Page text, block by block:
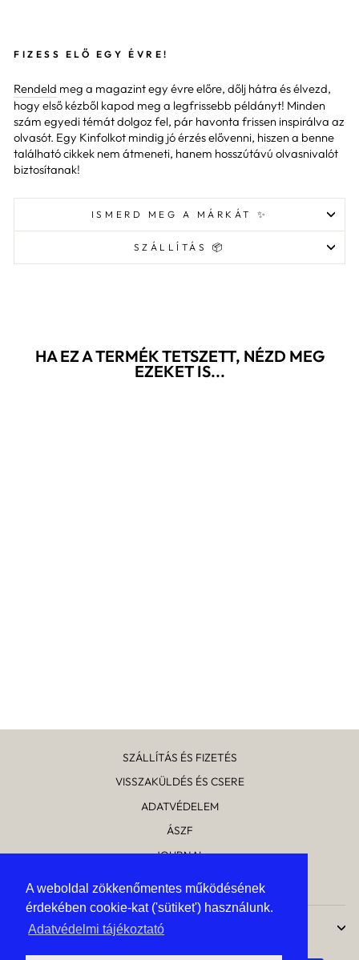
A weboldal zökkenőmentes működésének
érdekében cookie-kat ('sütiket') használunk.
Adatvédelmi tájékoztató
A weboldal zökkenőmentes működésének
érdekében cookie-kat ('sütiket') használunk.
Adatvédelmi tájékoztató
FIZESS ELŐ EGY ÉVRE!
Rendeld meg a magazint egy évre előre, dőlj hátra és élvezd,
hogy első kézből kapod meg a legfrissebb példányt! Minden
szám egyedi témát dolgoz fel, pár havonta frissen inspirálva az
olvasót. Egy Kinfolkot mindig jó érzés elővenni, hiszen a benne
található cikkek nem átmeneti, hanem hosszútávú olvasnivalót
biztosítanak!
ISMERD MEG A MÁRKÁT ✨
SZÁLLÍTÁS 📦
HA EZ A TERMÉK TETSZETT, NÉZD MEG
EZEKET IS...
SZÁLLÍTÁS ÉS FIZETÉS
VISSZAKÜLDÉS ÉS CSERE
ADATVÉDELEM
ÁSZF
JOURNAL
RÓLUNK
UPTOSTYLE